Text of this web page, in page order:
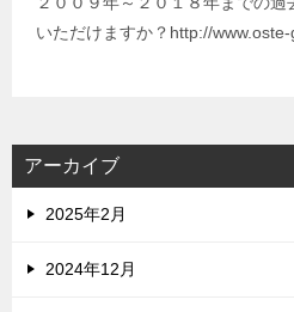
いただけますか？http://
アーカイブ
2025年2月
2024年12月